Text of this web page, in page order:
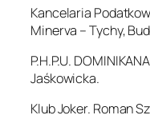
Kancelaria
Minerva – Tychy,
P.H.P.U.
Jaśkowicka.
Klub Joker. Roman